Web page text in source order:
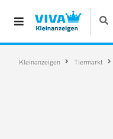
Kleinanzeigen Tiermarkt